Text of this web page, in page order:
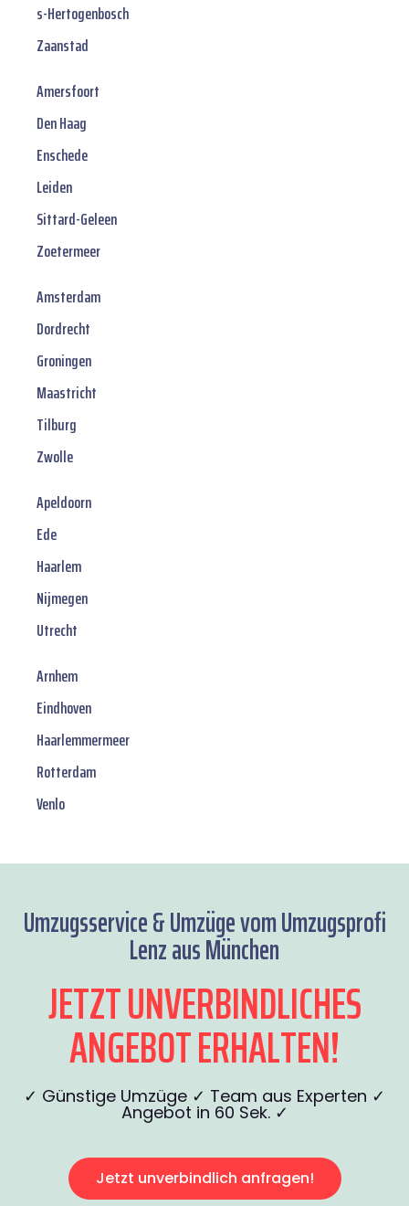
s-Hertogenbosch
Zaanstad
Amersfoort
Den Haag
Enschede
Leiden
Sittard-Geleen
Zoetermeer
Amsterdam
Dordrecht
Groningen
Maastricht
Tilburg
Zwolle
Apeldoorn
Ede
Haarlem
Nijmegen
Utrecht
Arnhem
Eindhoven
Haarlemmermeer
Rotterdam
Venlo
Umzugsservice & Umzüge vom Umzugsprofi
Lenz aus München
JETZT UNVERBINDLICHES
ANGEBOT ERHALTEN!
✓ Günstige Umzüge ✓ Team aus Experten ✓
Angebot in 60 Sek. ✓
Jetzt unverbindlich anfragen!